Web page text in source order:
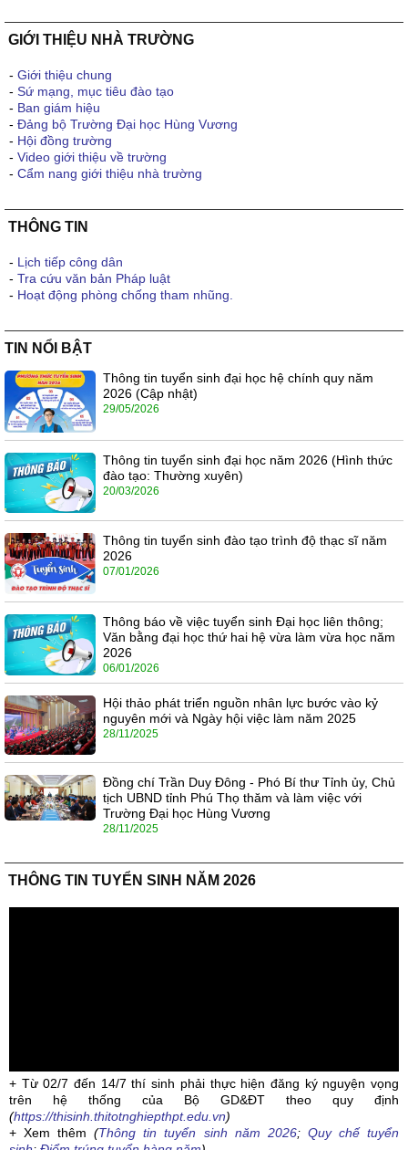
GIỚI THIỆU NHÀ TRƯỜNG
- Giới thiệu chung
- Sứ mạng, mục tiêu đào tạo
- Ban giám hiệu
- Đảng bộ Trường Đại học Hùng Vương
- Hội đồng trường
- Video giới thiệu về trường
- Cẩm nang giới thiệu nhà trường
THÔNG TIN
- Lịch tiếp công dân
- Tra cứu văn bản Pháp luật
- Hoạt động phòng chống tham nhũng.
TIN NỔI BẬT
Thông tin tuyển sinh đại học hệ chính quy năm
2026 (Cập nhật)
29/05/2026
Thông tin tuyển sinh đại học năm 2026 (Hình thức
đào tạo: Thường xuyên)
20/03/2026
Thông tin tuyển sinh đào tạo trình độ thạc sĩ năm
2026
07/01/2026
Thông báo về việc tuyển sinh Đại học liên thông;
Văn bằng đại học thứ hai hệ vừa làm vừa học năm
2026
06/01/2026
Hội thảo phát triển nguồn nhân lực bước vào kỷ
nguyên mới và Ngày hội việc làm năm 2025
28/11/2025
Đồng chí Trần Duy Đông - Phó Bí thư Tỉnh ủy, Chủ
tịch UBND tỉnh Phú Thọ thăm và làm việc với
Trường Đại học Hùng Vương
28/11/2025
THÔNG TIN TUYỂN SINH NĂM 2026
+ Từ 02/7 đến 14/7 thí sinh phải thực hiện đăng ký nguyện vọng
trên hệ thống của Bộ GD&ĐT theo quy định
(https://thisinh.thitotnghiepthpt.edu.vn)
+ Xem thêm(Thông tin tuyển sinh năm 2026; Quy chế tuyển